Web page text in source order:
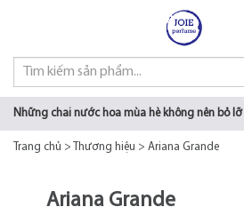
Những chai nước hoa mùa hè không nên bỏ lỡ
Trang chủ > Thương hiệu > Ariana Grande
Ariana Grande